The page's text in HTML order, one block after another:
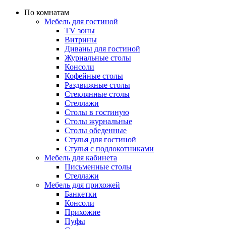
По комнатам
Мебель для гостиной
TV зоны
Витрины
Диваны для гостиной
Журнальные столы
Консоли
Кофейные столы
Раздвижные столы
Стеклянные столы
Стеллажи
Столы в гостиную
Столы журнальные
Столы обеденные
Стулья для гостиной
Стулья с подлокотниками
Мебель для кабинета
Письменные столы
Стеллажи
Мебель для прихожей
Банкетки
Консоли
Прихожие
Пуфы